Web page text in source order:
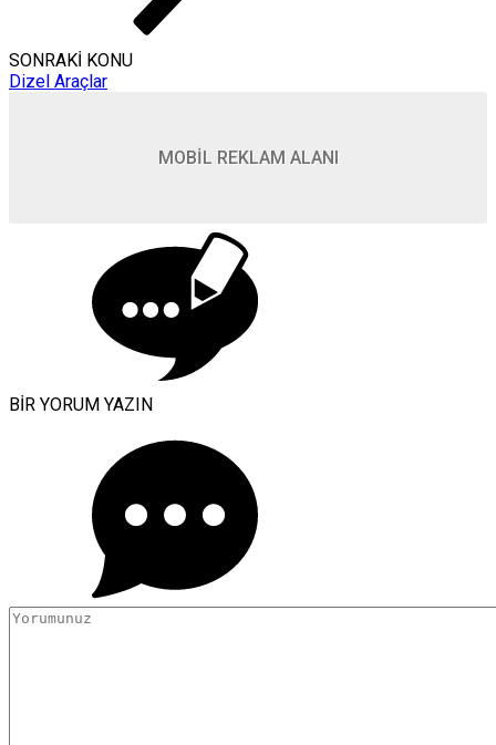
SONRAKİ KONU
Dizel Araçlar
MOBİL REKLAM ALANI
BİR YORUM YAZIN